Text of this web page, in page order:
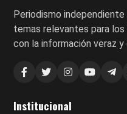
Periodismo
temas relevantes para
con la información veraz
Institucional